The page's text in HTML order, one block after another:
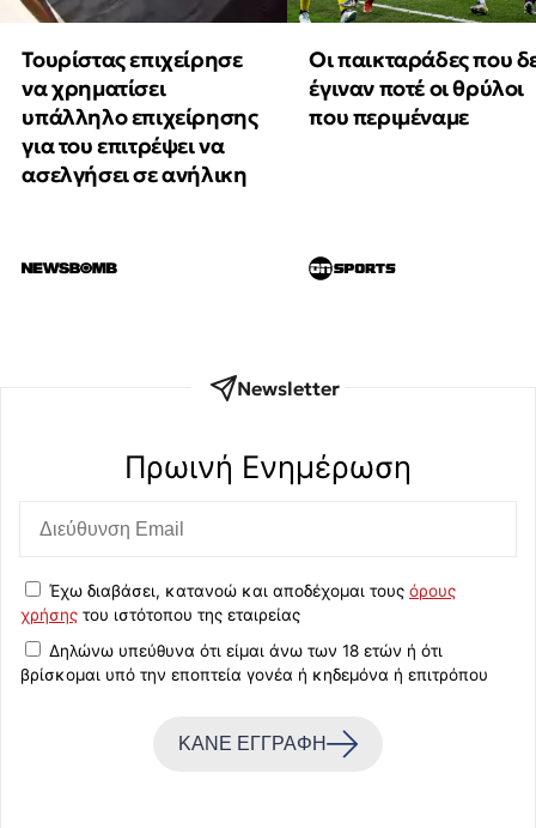
Τουρίστας επιχείρησε
να χρηματίσει
υπάλληλο επιχείρησης
για του επιτρέψει να
ασελγήσει σε ανήλικη
Οι παικταράδες που
έγιναν ποτέ οι θρύλοι
που περιμέναμε
Newsletter
Πρωινή Eνημέρωση
Έχω διαβάσει, κατανοώ και αποδέχομαι τους όρους
χρήσης του ιστότοπου της εταιρείας
Δηλώνω υπεύθυνα ότι είμαι άνω των 18 ετών ή ότι
βρίσκομαι υπό την εποπτεία γονέα ή κηδεμόνα ή επιτρόπου
ΚΑΝΕ ΕΓΓΡΑΦΗ